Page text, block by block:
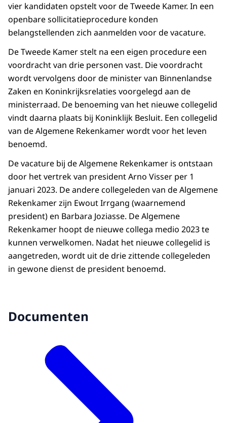
vier kandidaten opstelt voor de Tweede Kamer. In een
openbare sollicitatieprocedure konden
belangstellenden zich aanmelden voor de vacature.
De Tweede Kamer stelt na een eigen procedure een
voordracht van drie personen vast. Die voordracht
wordt vervolgens door de minister van Binnenlandse
Zaken en Koninkrijksrelaties voorgelegd aan de
ministerraad. De benoeming van het nieuwe collegelid
vindt daarna plaats bij Koninklijk Besluit. Een collegelid
van de Algemene Rekenkamer wordt voor het leven
benoemd.
De vacature bij de Algemene Rekenkamer is ontstaan
door het vertrek van president Arno Visser per 1
januari 2023. De andere collegeleden van de Algemene
Rekenkamer zijn Ewout Irrgang (waarnemend
president) en Barbara Joziasse. De Algemene
Rekenkamer hoopt de nieuwe collega medio 2023 te
kunnen verwelkomen. Nadat het nieuwe collegelid is
aangetreden, wordt uit de drie zittende collegeleden
in gewone dienst de president benoemd.
Documenten